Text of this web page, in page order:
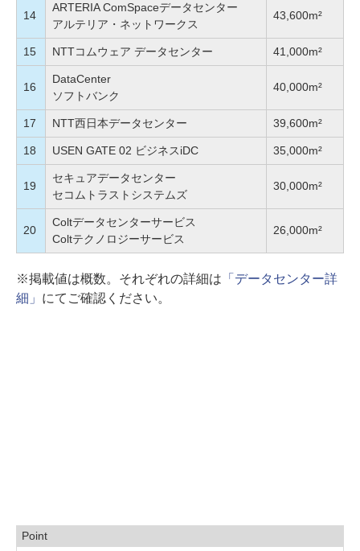
14
ARTERIA ComSpaceデータセンター
アルテリア・ネットワークス
43,600m²
15 NTTコムウェア データセンター 41,000m²
16
DataCenter
ソフトバンク
40,000m²
17 NTT西日本データセンター 39,600m²
18 USEN GATE 02 ビジネスiDC 35,000m²
19
セキュアデータセンター
セコムトラストシステムズ
30,000m²
20
Coltデータセンターサービス
Coltテクノロジーサービス
26,000m²
※掲載値は概数。それぞれの詳細は 「データセンター詳
細」 にてご確認ください。
Point